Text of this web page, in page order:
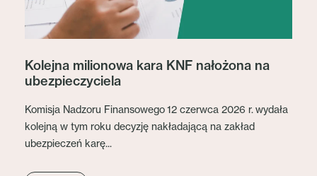
Kolejna milionowa kara KNF nałożona na
ubezpieczyciela
Komisja Nadzoru Finansowego 12 czerwca 2026 r. wydała
kolejną w tym roku decyzję nakładającą na zakład
ubezpieczeń karę...